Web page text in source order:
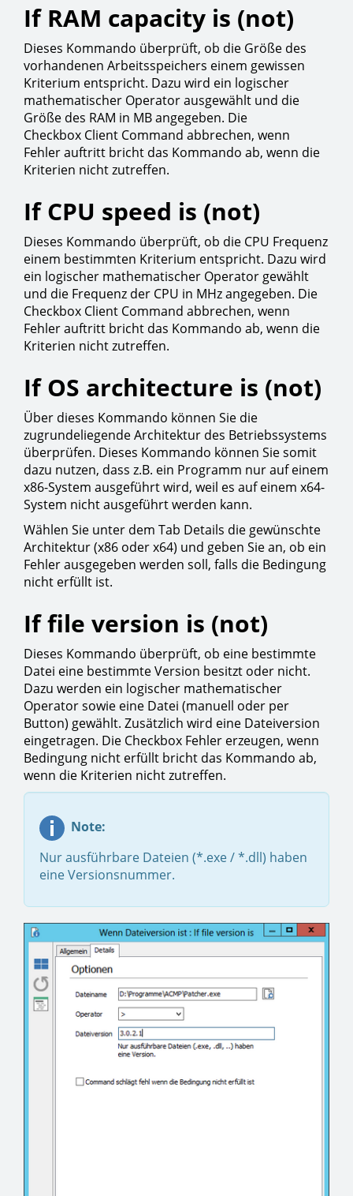
If RAM capacity is (not)
Dieses Kommando überprüft, ob die Größe des
vorhandenen Arbeitsspeichers einem gewissen
Kriterium entspricht. Dazu wird ein logischer
mathematischer Operator ausgewählt und die
Größe des RAM in MB angegeben. Die
Checkbox Client Command abbrechen, wenn
Fehler auftritt bricht das Kommando ab, wenn die
Kriterien nicht zutreffen.
If CPU speed is (not)
Dieses Kommando überprüft, ob die CPU Frequenz
einem bestimmten Kriterium entspricht. Dazu wird
ein logischer mathematischer Operator gewählt
und die Frequenz der CPU in MHz angegeben. Die
Checkbox Client Command abbrechen, wenn
Fehler auftritt bricht das Kommando ab, wenn die
Kriterien nicht zutreffen.
If OS architecture is (not)
Über dieses Kommando können Sie die
zugrundeliegende Architektur des Betriebssystems
überprüfen. Dieses Kommando können Sie somit
dazu nutzen, dass z.B. ein Programm nur auf einem
x86-System ausgeführt wird, weil es auf einem x64-
System nicht ausgeführt werden kann.
Wählen Sie unter dem Tab Details die gewünschte
Architektur (x86 oder x64) und geben Sie an, ob ein
Fehler ausgegeben werden soll, falls die Bedingung
nicht erfüllt ist.
If file version is (not)
Dieses Kommando überprüft, ob eine bestimmte
Datei eine bestimmte Version besitzt oder nicht.
Dazu werden ein logischer mathematischer
Operator sowie eine Datei (manuell oder per
Button) gewählt. Zusätzlich wird eine Dateiversion
eingetragen. Die Checkbox Fehler erzeugen, wenn
Bedingung nicht erfüllt bricht das Kommando ab,
wenn die Kriterien nicht zutreffen.
Note:
Nur ausführbare Dateien (*.exe / *.dll) haben
eine Versionsnummer.